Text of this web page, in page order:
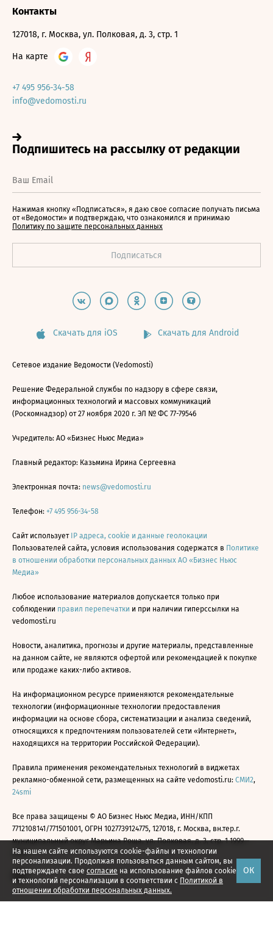
На нашем сайте используются cookie-файлы и технологии
персонализации. Продолжая пользоваться данным сайтом, вы
подтверждаете свое согласие на использование файлов cookie
и технологий персонализации в соответствии с Политикой в
отношении обработки персональных данных.
ОК
Контакты
127018, г. Москва, ул. Полковая, д. 3, стр. 1
На карте
+7 495 956-34-58
info@vedomosti.ru
Нажимая кнопку «Подписаться», я даю свое согласие получать письма
от «Ведомости» и подтверждаю, что ознакомился и принимаю
Политику по защите персональных данных
Скачать для iOS Скачать для Android
Сетевое издание Ведомости (Vedomosti)
Решение Федеральной службы по надзору в сфере связи,
информационных технологий и массовых коммуникаций
(Роскомнадзор) от 27 ноября 2020 г. ЭЛ № ФС 77-79546
Учредитель: АО «Бизнес Ньюс Медиа»
Главный редактор: Казьмина Ирина Сергеевна
Электронная почта: news@vedomosti.ru
Телефон: +7 495 956-34-58
Сайт использует IP адреса, cookie и данные геолокации
Пользователей сайта, условия использования содержатся в Политике
в отношении обработки персональных данных АО «Бизнес Ньюс
Медиа»
Любое использование материалов допускается только при
соблюдении правил перепечатки и при наличии гиперссылки на
vedomosti.ru
Новости, аналитика, прогнозы и другие материалы, представленные
на данном сайте, не являются офертой или рекомендацией к покупке
или продаже каких-либо активов.
На информационном ресурсе применяются рекомендательные
технологии (информационные технологии предоставления
информации на основе сбора, систематизации и анализа сведений,
относящихся к предпочтениям пользователей сети «Интернет»,
находящихся на территории Российской Федерации).
Правила применения рекомендательных технологий в виджетах
рекламно-обменной сети, размещенных на сайте vedomosti.ru: СМИ2,
24smi
Все права защищены © АО Бизнес Ньюс Медиа, ИНН/КПП
7712108141/771501001, ОГРН 1027739124775, 127018, г. Москва, вн.тер.г.
муниципальный округ Марьина Роща, ул. Полковая, д. 3, стр. 1 1999—
2026